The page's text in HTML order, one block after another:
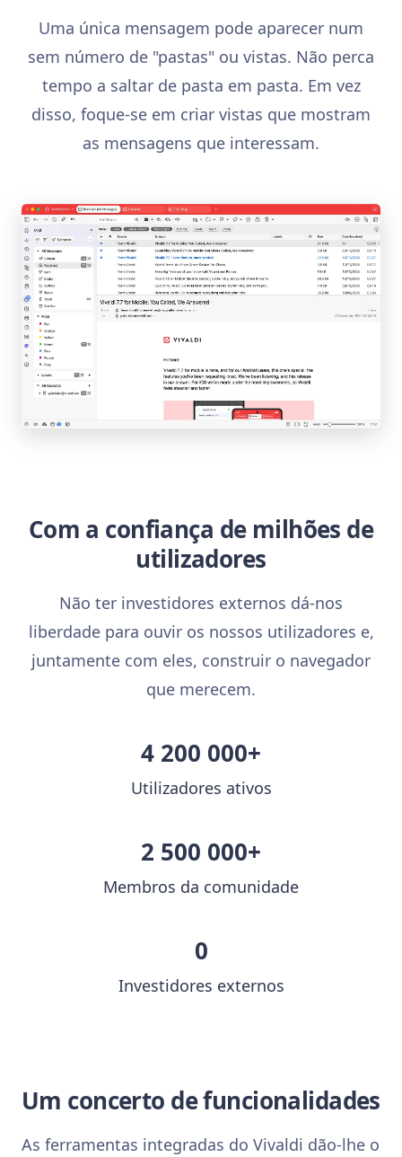
Uma única mensagem pode aparecer num
sem número de "pastas" ou vistas. Não perca
tempo a saltar de pasta em pasta. Em vez
disso, foque-se em criar vistas que mostram
as mensagens que interessam.
Com a confiança de milhões de
utilizadores
Não ter investidores externos dá-nos
liberdade para ouvir os nossos utilizadores e,
juntamente com eles, construir o navegador
que merecem.
4 200 000+
Utilizadores ativos
2 500 000+
Membros da comunidade
0
Investidores externos
Um concerto de funcionalidades
As ferramentas integradas do Vivaldi dão-lhe o